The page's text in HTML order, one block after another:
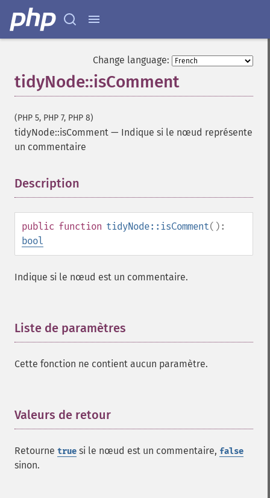
Change language:
tidyNode::isComment
(PHP 5, PHP 7, PHP 8)
tidyNode::isComment — Indique si le nœud représente
un commentaire
Description
public function tidyNode::isComment():
bool
Indique si le nœud est un commentaire.
Liste de paramètres
Cette fonction ne contient aucun paramètre.
Valeurs de retour
Retourne true si le nœud est un commentaire, false
sinon.